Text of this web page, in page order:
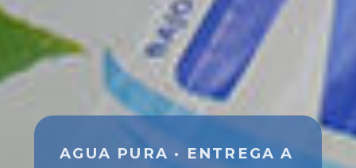
AGUA PURA · ENTREGA A